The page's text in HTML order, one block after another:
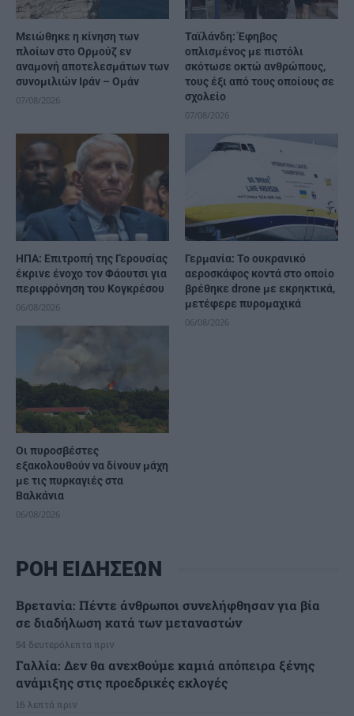
Μειώθηκε η κίνηση των
πλοίων στο Ορμούζ εν
αναμονή αποτελεσμάτων των
συνομιλιών Ιράν – Ομάν
07/08/2026
Ταϊλάνδη: Έφηβος
οπλισμένος με πιστόλι
σκότωσε οκτώ ανθρώπους,
τους έξι από τους οποίους σε
σχολείο
07/08/2026
ΗΠΑ: Επιτροπή της Γερουσίας
έκρινε ένοχο τον Φάουτσι για
περιφρόνηση του Κογκρέσου
06/08/2026
Γερμανία: Το ουκρανικό
αεροσκάφος κοντά στο οποίο
βρέθηκε drone με εκρηκτικά,
μετέφερε πυρομαχικά
06/08/2026
Οι πυροσβέστες
εξακολουθούν να δίνουν μάχη
με τις πυρκαγιές στα
Βαλκάνια
06/08/2026
ΡΟΗ ΕΙΔΗΣΕΩΝ
Βρετανία: Πέντε άνθρωποι συνελήφθησαν για βία
σε διαδήλωση κατά των μεταναστών
54 δευτερόλεπτα πριν
Γαλλία: Δεν θα ανεχθούμε καμιά απόπειρα ξένης
ανάμιξης στις προεδρικές εκλογές
16 λεπτά πριν